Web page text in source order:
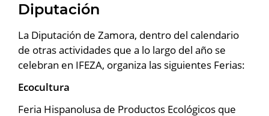
Diputación
La Diputación de Zamora, dentro del calendario
de otras actividades que a lo largo del año se
celebran en IFEZA, organiza las siguientes Ferias:
Ecocultura
Feria Hispanolusa de Productos Ecológicos que